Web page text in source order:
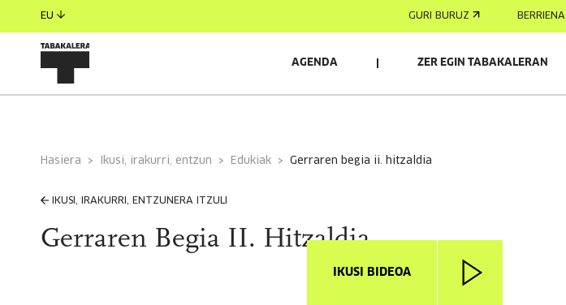
EU GURI BURUZ BERRIENA
AGENDA ZER EGIN TABAKALERAN
Hasiera Ikusi, irakurri, entzun Edukiak gerraren begia ii. hitzaldia
IKUSI, IRAKURRI, ENTZUNERA ITZULI
Gerraren Begia II. Hitzaldia
IKUSI BIDEOA